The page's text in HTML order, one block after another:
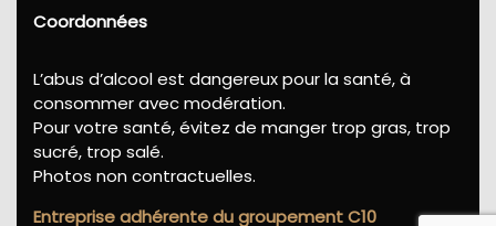
Coordonnées
L’abus d’alcool est dangereux pour la santé, à
consommer avec modération.
Pour votre santé, évitez de manger trop gras, trop
sucré, trop salé.
Photos non contractuelles.
Entreprise adhérente du groupement C10